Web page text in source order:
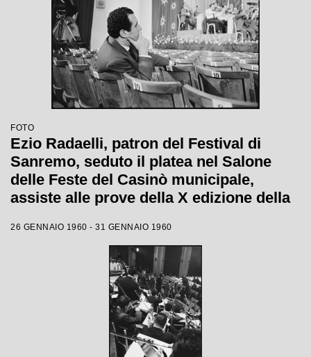
FOTO
Ezio Radaelli, patron del Festival di
Sanremo, seduto il platea nel Salone
delle Feste del Casinò municipale,
assiste alle prove della X edizione della
26 GENNAIO 1960 - 31 GENNAIO 1960